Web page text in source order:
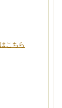
こちら